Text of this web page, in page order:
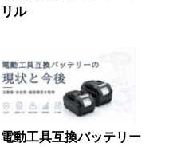
リル
電動工具互換バッテリー